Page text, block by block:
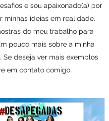
e sou apaixonado(a) por
minhas ideias em realidade.
do meu trabalho para
pouco mais sobre a minha
Se deseja ver mais exemplos
em contato comigo.